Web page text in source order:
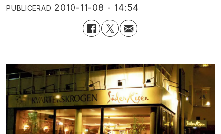
PUBLICERAD 2010-11-08 - 14:54